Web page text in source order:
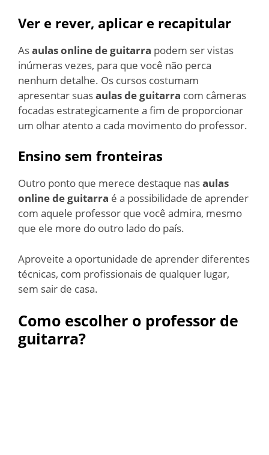
Ver e rever, aplicar e recapitular
Asaulas online de guitarra podem ser vistas
inúmeras vezes, para que você não perca
nenhum detalhe. Os cursos costumam
apresentar suasaulas de guitarra com câmeras
focadas estrategicamente a fim de proporcionar
um olhar atento a cada movimento do professor.
Ensino sem fronteiras
Outro ponto que merece destaque nasaulas
online de guitarra é a possibilidade de aprender
com aquele professor que você admira, mesmo
que ele more do outro lado do país.
Aproveite a oportunidade de aprender diferentes
técnicas, com profissionais de qualquer lugar,
sem sair de casa.
Como escolher o professor de
guitarra?